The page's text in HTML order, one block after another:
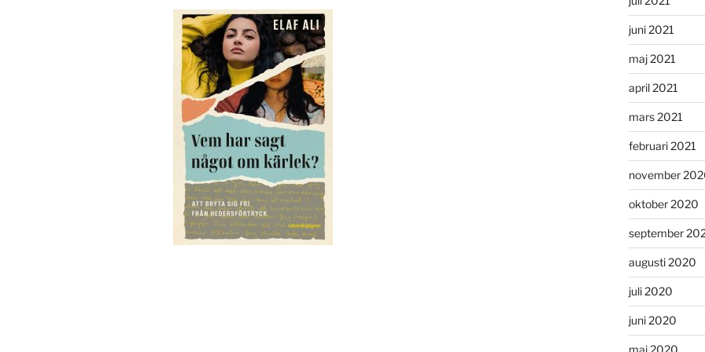
juni 2021
maj 2021
april 2021
mars 2021
februari 2021
november
oktober 2020
september
augusti 2020
juli 2020
juni 2020
maj 2020